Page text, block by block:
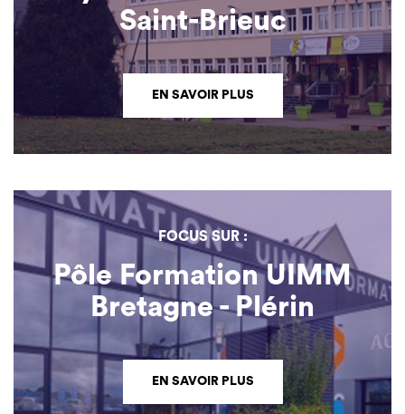
Saint-Brieuc
EN SAVOIR PLUS
FOCUS SUR :
Pôle Formation UIMM
Bretagne - Plérin
EN SAVOIR PLUS